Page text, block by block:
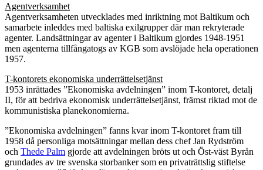
Agentverksamhet
Agentverksamheten utvecklades med inriktning mot Baltikum och
samarbete inleddes med baltiska exilgrupper där man rekryterade
agenter. Landsättningar av agenter i Baltikum gjordes 1948-1951
men agenterna tillfångatogs av KGB som avslöjade hela operationen
1957.
T-kontorets ekonomiska underrättelsetjänst
1953 inrättades ”Ekonomiska avdelningen” inom T-kontoret, detalj
II, för att bedriva ekonomisk underrättelsetjänst, främst riktad mot de
kommunistiska planekonomierna.
”Ekonomiska avdelningen” fanns kvar inom T-kontoret fram till
1958 då personliga motsättningar mellan dess chef Jan Rydström
och Thede Palm gjorde att avdelningen bröts ut och Öst-väst Byrån
grundades av tre svenska storbanker som en privaträttslig stiftelse